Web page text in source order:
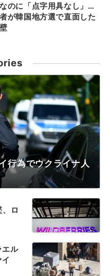
のに「点字用具なし」…
が韓国地方選で直面した
行為でウクライナ人
ロ
エル